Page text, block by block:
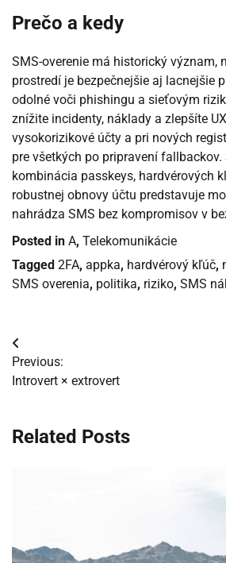
Prečo a kedy
SMS-overenie má historický význam,
prostredí je bezpečnejšie aj lacnejšie
odolné voči phishingu a sieťovým
znížite incidenty, náklady a zlepšíte
vysokorizikové účty a pri nových
pre všetkých po pripravení
kombinácia passkeys, hardvérových
robustnej obnovy účtu predstavuje
nahrádza SMS bez kompromisov v
Posted in A, Telekomunikácie
Tagged 2FA, appka, hardvérový kľúč,
SMS overenia, politika, riziko, SMS
Navigácia
v
Previous:
Introvert × extrovert
Related Posts